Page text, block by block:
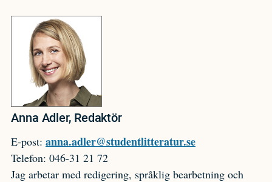
Anna Adler, Redaktör
E-post: anna.adler@studentlitteratur.se
Telefon: 046-31 21 72
Jag arbetar med redigering, språklig bearbetning och